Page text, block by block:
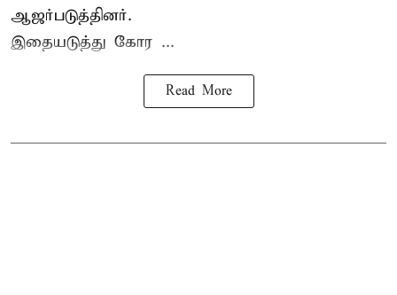
ஆஜர்படுத்தினர்.
இதையடுத்து கோர ...
Read More